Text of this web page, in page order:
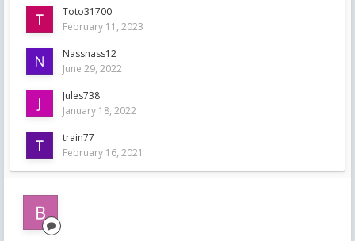
Toto31700
February 11, 2023
Nassnass12
June 29, 2022
Jules738
January 18, 2022
train77
February 16, 2021